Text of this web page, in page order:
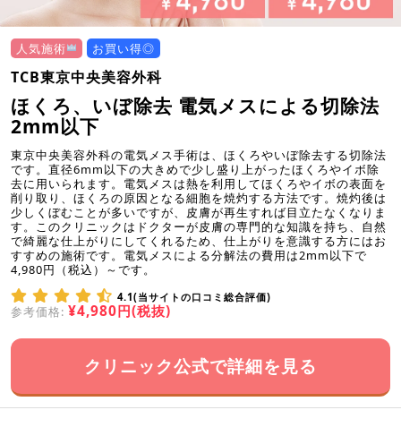
人気施術 お買い得◎
TCB東京中央美容外科
ほくろ、いぼ除去 電気メスによる切除法
2mm以下
東京中央美容外科の電気メス手術は、ほくろやいぼ除去する切除法
です。直径6mm以下の大きめで少し盛り上がったほくろやイボ除
去に用いられます。電気メスは熱を利用してほくろやイボの表面を
削り取り、ほくろの原因となる細胞を焼灼する方法です。焼灼後は
少しくぼむことが多いですが、皮膚が再生すれば目立たなくなりま
す。このクリニックはドクターが皮膚の専門的な知識を持ち、自然
で綺麗な仕上がりにしてくれるため、仕上がりを意識する方にはお
すすめの施術です。電気メスによる分解法の費用は2mm以下で
4,980円（税込）～です。
4.1(当サイトの口コミ総合評価)
参考価格: ¥4,980円(税抜)
クリニック公式で詳細を見る